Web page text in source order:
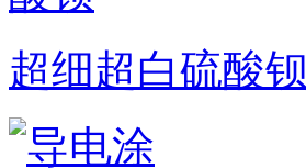
超细超白硫酸钡